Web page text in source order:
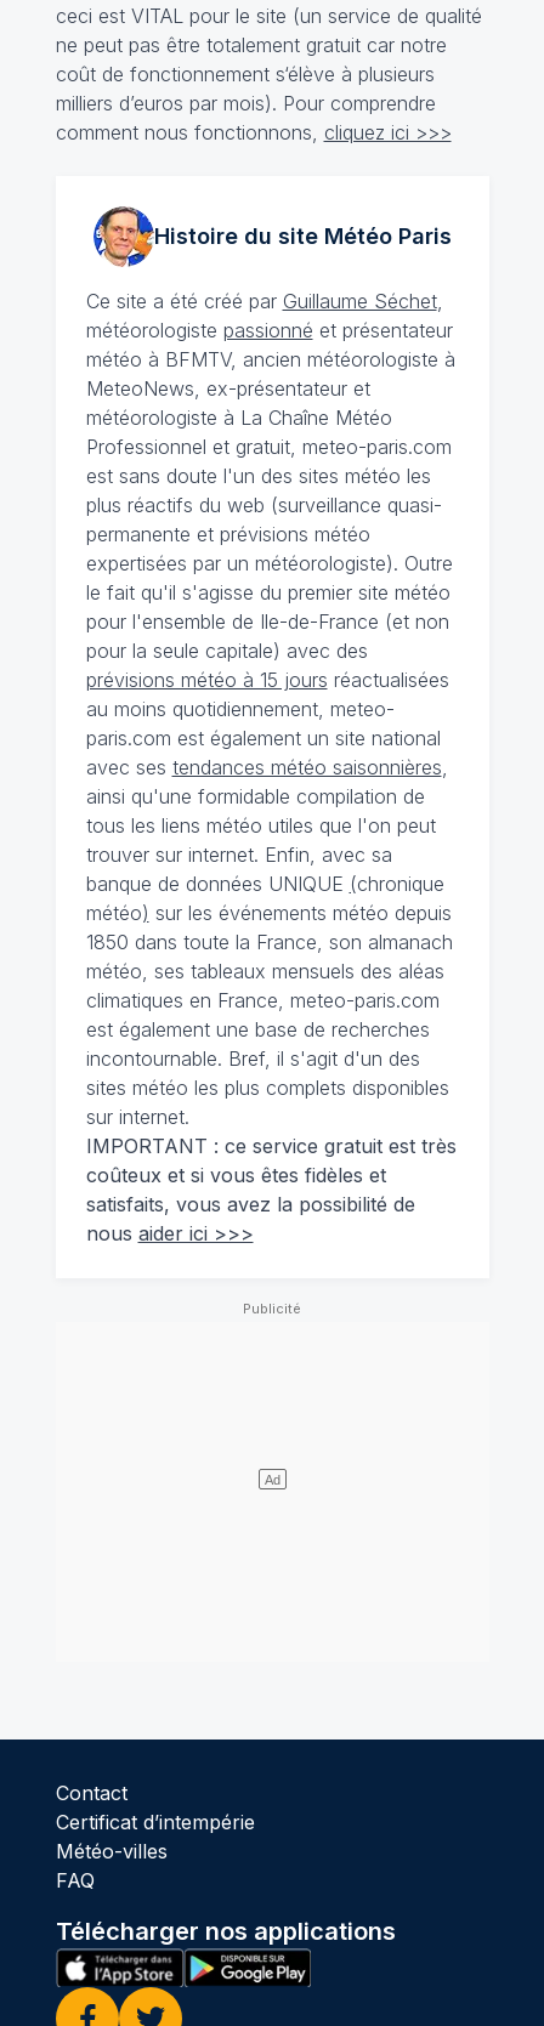
ceci est VITAL pour le site (un service de qualité
ne peut pas être totalement gratuit car notre
coût de fonctionnement s‘élève à plusieurs
milliers d’euros par mois). Pour comprendre
comment nous fonctionnons, cliquez ici >>>
Histoire du site MétéoParis
Ce site a été créé par Guillaume Séchet,
météorologiste passionné et présentateur
météo à BFMTV, ancien météorologiste à
MeteoNews, ex-présentateur et
météorologiste à La Chaîne Météo
Professionnel et gratuit, meteo-paris.com
est sans doute l'un des sites météo les
plus réactifs du web (surveillance quasi-
permanente et prévisions météo
expertisées par un météorologiste). Outre
le fait qu'il s'agisse du premier site météo
pour l'ensemble de Ile-de-France (et non
pour la seule capitale) avec des
prévisions météo à 15 jours réactualisées
au moins quotidiennement, meteo-
paris.com est également un site national
avec ses tendances météo saisonnières
ainsi qu'une formidable compilation de
tous les liens météo utiles que l'on peut
trouver sur internet. Enfin, avec sa
banque de données UNIQUE (chronique
météo) sur les événements météo depuis
1850 dans toute la France, son almanach
météo, ses tableaux mensuels des aléas
climatiques en France, meteo-paris.com
est également une base de recherches
incontournable. Bref, il s'agit d'un des
sites météo les plus complets disponibles
sur internet.
IMPORTANT : ce service gratuit est très
coûteux et si vous êtes fidèles et
satisfaits, vous avez la possibilité de
nous aider ici >>>
Contact
Certificat d’intempérie
Météo-villes
FAQ
Télécharger nos applications